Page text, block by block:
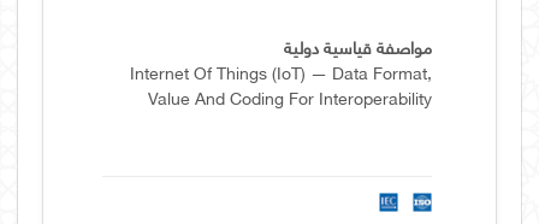
مواصفة قياسية دولية
Internet Of Things (IoT) — Data Format,
Value And Coding For Interoperability